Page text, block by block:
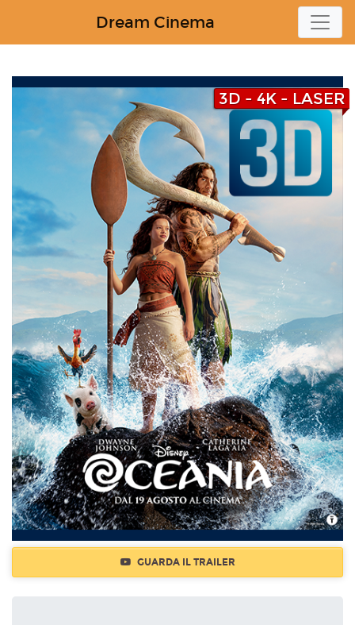
Dream Cinema
3D - 4K - LASER
GUARDA IL TRAILER